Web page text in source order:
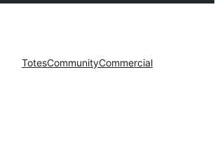
TotesCommunityCommercial